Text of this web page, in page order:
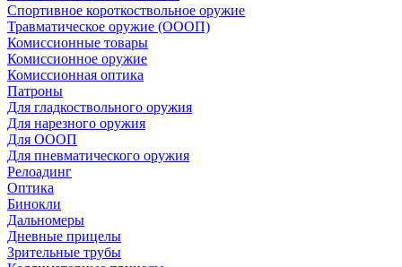
Спортивное короткоствольное оружие
Травматическое оружие (ОООП)
Комиссионные товары
Комиссионное оружие
Комиссионная оптика
Патроны
Для гладкоствольного оружия
Для нарезного оружия
Для ОООП
Для пневматического оружия
Релоадинг
Оптика
Бинокли
Дальномеры
Дневные прицелы
Зрительные трубы